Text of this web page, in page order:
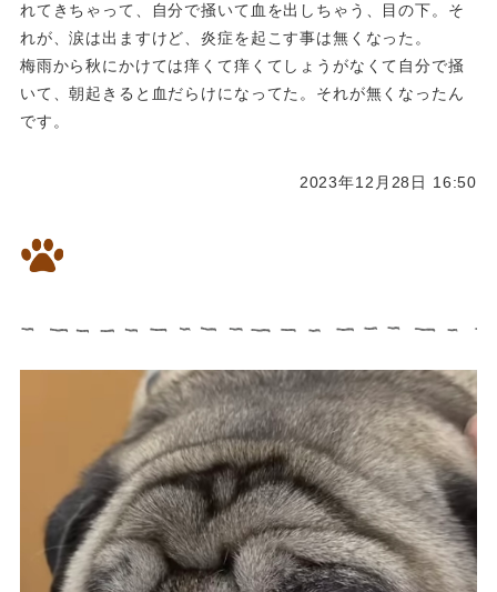
れてきちゃって、自分で掻いて血を出しちゃう、目の下。そ
れが、涙は出ますけど、炎症を起こす事は無くなった。
梅雨から秋にかけては痒くて痒くてしょうがなくて自分で掻
いて、朝起きると血だらけになってた。それが無くなったん
です。
2023年12月28日 16:50